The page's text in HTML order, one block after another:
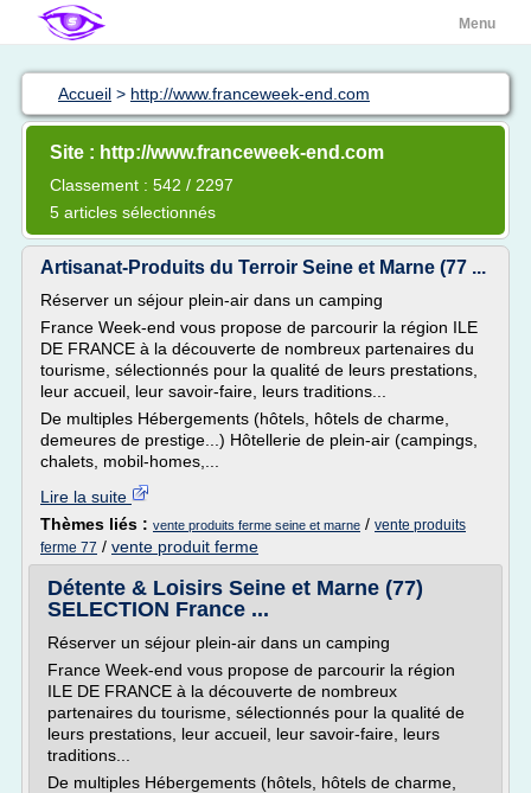
Menu
Accueil > http://www.franceweek-end.com
Site : http://www.franceweek-end.com
Classement : 542 / 2297
5 articles sélectionnés
Artisanat-Produits du Terroir Seine et Marne (77 ...
Réserver un séjour plein-air dans un camping
France Week-end vous propose de parcourir la région ILE
DE FRANCE à la découverte de nombreux partenaires du
tourisme, sélectionnés pour la qualité de leurs prestations,
leur accueil, leur savoir-faire, leurs traditions...
De multiples Hébergements (hôtels, hôtels de charme,
demeures de prestige...) Hôtellerie de plein-air (campings,
chalets, mobil-homes,...
Lire la suite
Thèmes liés : vente produits ferme seine et marne / vente produits
ferme 77 / vente produit ferme
Détente & Loisirs Seine et Marne (77)
SELECTION France ...
Réserver un séjour plein-air dans un camping
France Week-end vous propose de parcourir la région
ILE DE FRANCE à la découverte de nombreux
partenaires du tourisme, sélectionnés pour la qualité de
leurs prestations, leur accueil, leur savoir-faire, leurs
traditions...
De multiples Hébergements (hôtels, hôtels de charme,